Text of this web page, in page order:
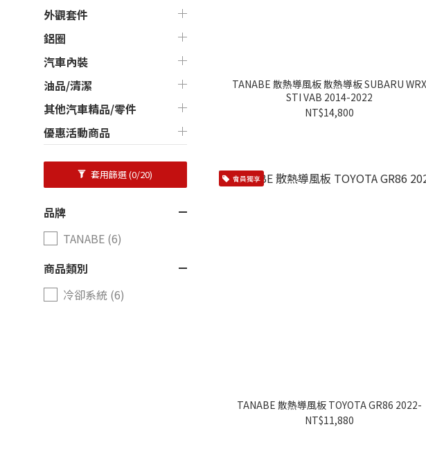
外觀套件
鋁圈
汽車內裝
油品/清潔
其他汽車精品/零件
優惠活動商品
套用篩選(0/20)
品牌
TANABE (6)
商品類別
冷卻系統 (6)
TANABE 散熱導風板 散熱導板 SUBARU WRX
STI VAB 2014-2022
NT$14,800
會員獨享
TANABE 散熱導風板 TOYOTA GR86 2022-
NT$11,880